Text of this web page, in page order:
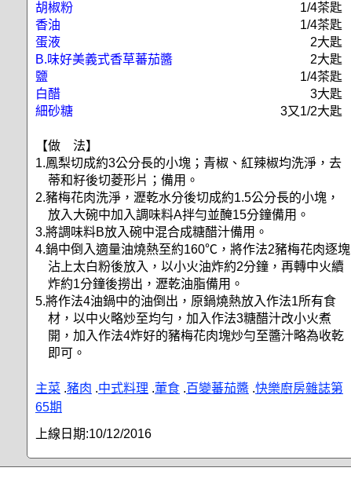
胡椒粉
1/4茶匙
香油
1/4茶匙
蛋液
2大匙
B.味好美義式香草蕃茄醬
2大匙
鹽
1/4茶匙
白醋
3大匙
細砂糖
3又1/2大匙
【做 法】
1.鳳梨切成約3公分長的小塊；青椒、紅辣椒均洗淨，去
蒂和籽後切菱形片；備用。
2.豬梅花肉洗淨，瀝乾水分後切成約1.5公分長的小塊，
放入大碗中加入調味料A拌勻並醃15分鐘備用。
3.將調味料B放入碗中混合成糖醋汁備用。
4.鍋中倒入適量油燒熱至約160℃，將作法2豬梅花肉逐塊
沾上太白粉後放入，以小火油炸約2分鐘，再轉中火續
炸約1分鐘後撈出，瀝乾油脂備用。
5.將作法4油鍋中的油倒出，原鍋燒熱放入作法1所有食
材，以中火略炒至均勻，加入作法3糖醋汁改小火煮
開，加入作法4炸好的豬梅花肉塊炒勻至醬汁略為收乾
即可。
主菜 .豬肉 .中式料理 .葷食 .百變蕃茄醬 .快樂廚房雜誌第
65期
上線日期:10/12/2016